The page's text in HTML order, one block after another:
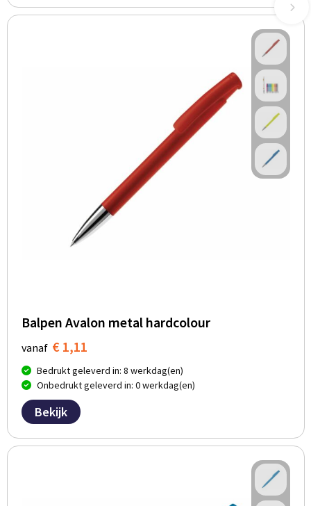
Balpen Avalon metal hardcolour
vanaf € 1,11
Bedrukt geleverd in: 8 werkdag(en)
Onbedrukt geleverd in: 0 werkdag(en)
Bekijk